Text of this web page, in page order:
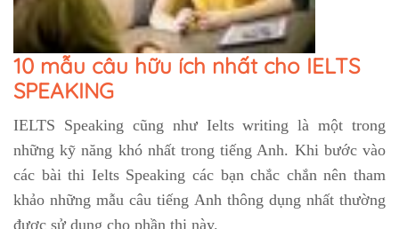
10 mẫu câu hữu ích nhất cho IELTS
SPEAKING
IELTS Speaking cũng như Ielts writing là một trong
những kỹ năng khó nhất trong tiếng Anh. Khi bước vào
các bài thi Ielts Speaking các bạn chắc chắn nên tham
khảo những mẫu câu tiếng Anh thông dụng nhất thường
được sử dụng cho phần thi này.